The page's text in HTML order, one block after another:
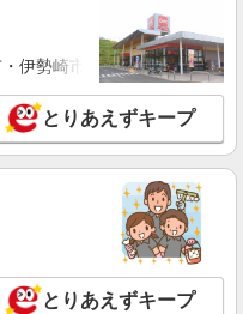
未満（高校生含む）時給
以降 年少者不可）時給1,350
＋100円 ☆12月31日〜1月3日
（時給アップ）
泉松森店 宮城県仙台市泉
詳細を見る
キッチンスタッフ
未満（高校生含む）時給
降 年少者不可）時給1,350
伊勢崎市・太田市・館林市
とりあえずキープ
とりあえずキープ